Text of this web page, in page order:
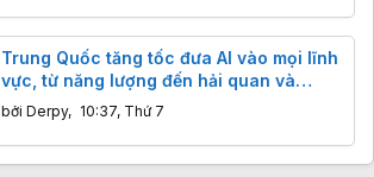
Trung Quốc tăng tốc đưa AI vào mọi lĩnh
vực, từ năng lượng đến hải quan và
logistics
bởi Derpy, 10:37, Thứ 7